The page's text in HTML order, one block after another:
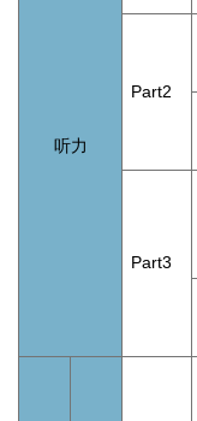
听力
Part2
Part3